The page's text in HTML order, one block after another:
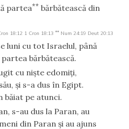
partea** bărbătească din
18:12 1 Cron 18:13 ** Num 24:19 Deut 20:13
luni cu tot Israelul, până
bărbătească.
cu nişte edomiţi,
şi s-a dus în Egipt.
băiat pe atunci.
s-au dus la Paran, au
din Paran şi au ajuns